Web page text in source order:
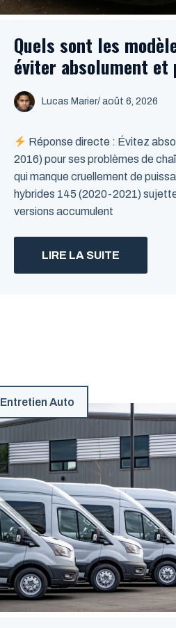
Quels sont les
éviter absolument et
Lucas Marier/ août 6, 2026
Réponse directe : Évitez
2016) pour ses problèmes de
qui manque cruellement de
hybrides 145 (2020-2021)
versions accumulent
LIRE LA SUITE
Entretien Auto